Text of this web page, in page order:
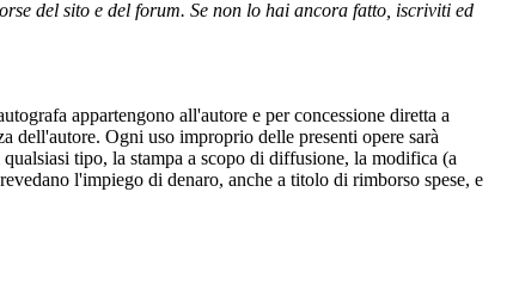
del sito e del forum. Se non lo hai ancora fatto, iscriviti ed
appartengono all'autore e per concessione diretta a
dell'autore. Ogni uso improprio delle presenti opere sarà
tipo, la stampa a scopo di diffusione, la modifica (a
l'impiego di denaro, anche a titolo di rimborso spese, e